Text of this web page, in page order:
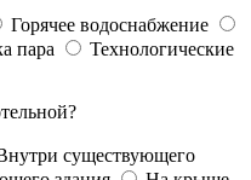
Горячее водоснабжение
пара
Технологические
существующего